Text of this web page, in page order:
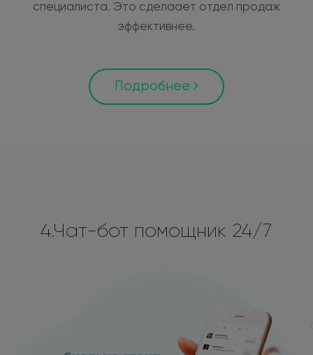
специалиста. Это сделаает отдел продаж
эффективнее.
Подробнее
4.Чат-бот помощник 24/7